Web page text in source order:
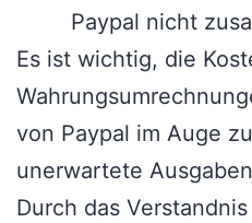
Paypal nicht
Es ist wichtig, die
von Paypal im Auge
unerwartete
Durch das